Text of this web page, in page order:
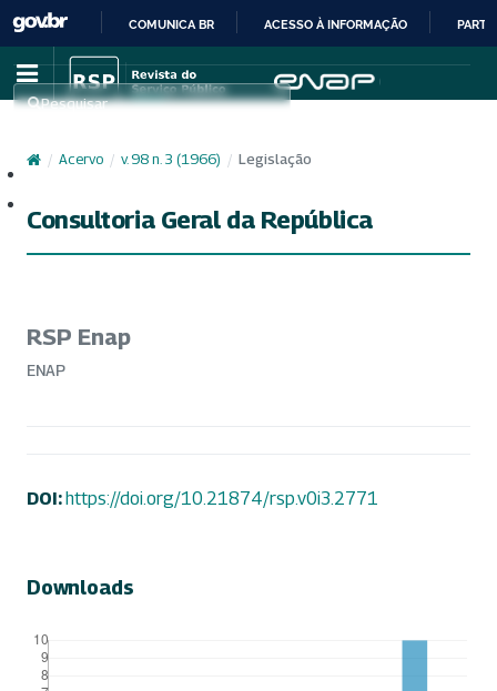
IR
PARA
CONTEÚDO
COMUNICA BR ACESSO À INFORMAÇÃO
Pesquisar
/ Acervo / v. 98 n. 3 (1966) / Legislação
Consultoria Geral da República
RSP Enap
ENAP
DOI:https://doi.org/10.21874/rsp.v0i3.2771
Downloads